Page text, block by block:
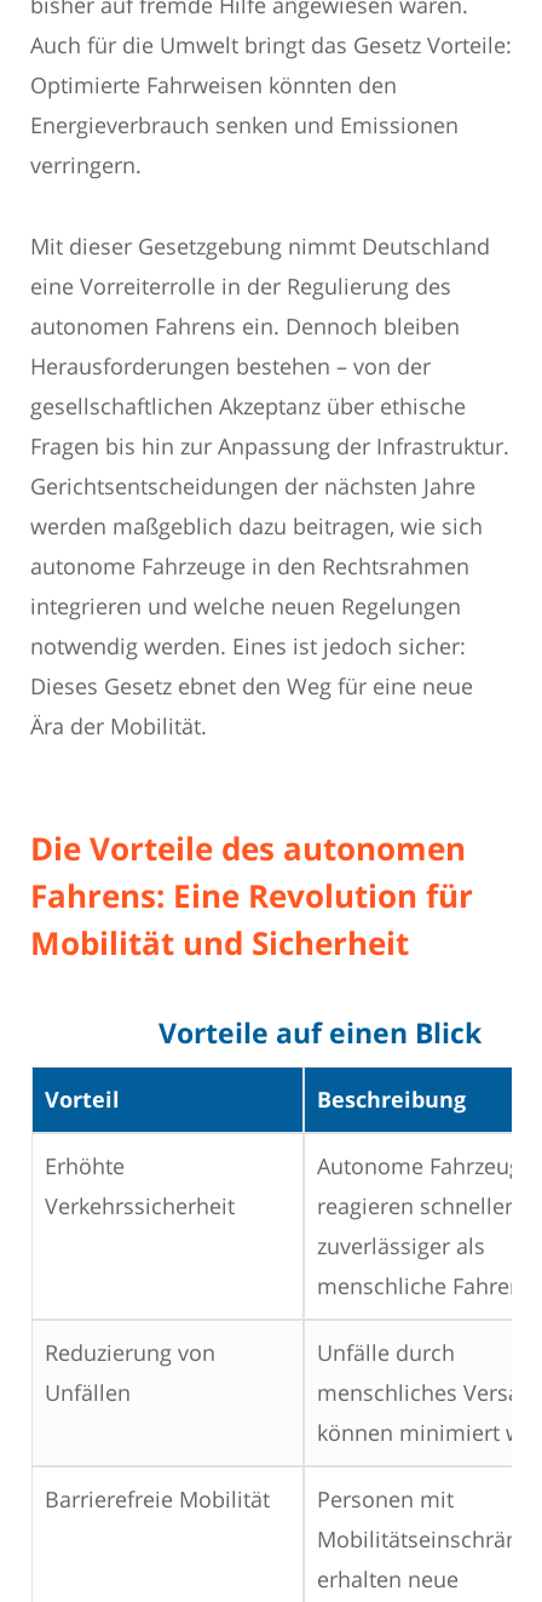
Auch für die Umwelt bringt das Gesetz Vorteile:
Optimierte Fahrweisen könnten den
Energieverbrauch senken und Emissionen
verringern.
Mit dieser Gesetzgebung nimmt Deutschland
eine Vorreiterrolle in der Regulierung des
autonomen Fahrens ein. Dennoch bleiben
Herausforderungen bestehen – von der
gesellschaftlichen Akzeptanz über ethische
Fragen bis hin zur Anpassung der Infrastruktur.
Gerichtsentscheidungen der nächsten Jahre
werden maßgeblich dazu beitragen, wie sich
autonome Fahrzeuge in den Rechtsrahmen
integrieren und welche neuen Regelungen
notwendig werden. Eines ist jedoch sicher:
Dieses Gesetz ebnet den Weg für eine neue
Ära der Mobilität.
Die Vorteile des autonomen
Fahrens: Eine Revolution für
Mobilität und Sicherheit
Vorteile auf einen Blick
Vorteil Beschreibung
Erhöhte
Verkehrssicherheit
Autonome Fahrzeuge
reagieren schneller
zuverlässiger als
menschliche Fahrer.
Reduzierung von
Unfällen
Unfälle durch
menschliches
können minimiert
Barrierefreie Mobilität
Personen mit
erhalten neue